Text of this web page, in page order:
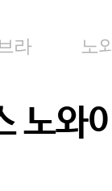
브라 노
노와